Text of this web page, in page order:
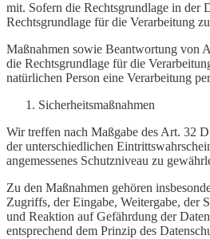
mit. Sofern die Rechtsgrundlage in
Rechtsgrundlage für die Verarbeitung
Maßnahmen sowie Beantwortung von
die Rechtsgrundlage für die
natürlichen Person eine Verarbeitung
Sicherheitsmaßnahmen
Wir treffen nach Maßgabe des Art. 32
der unterschiedlichen
angemessenes Schutzniveau zu
Zu den Maßnahmen gehören
Zugriffs, der Eingabe, Weitergabe, der
und Reaktion auf Gefährdung der
entsprechend dem Prinzip des